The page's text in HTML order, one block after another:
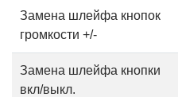
Замена шлейфа кнопок
громкости +/-
Замена шлейфа кнопки
вкл/выкл.